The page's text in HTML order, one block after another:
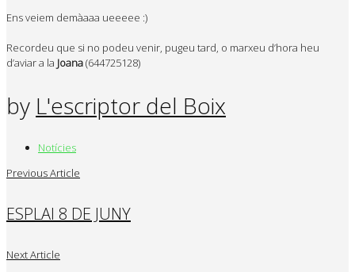
Ens veiem demàaaa ueeeee :)
Recordeu que si no podeu venir, pugeu tard, o marxeu d’hora heu
d’aviar a la Joana(644725128)
by L'escriptor del Boix
Notícies
Previous Article
ESPLAI 8 DE JUNY
Next Article